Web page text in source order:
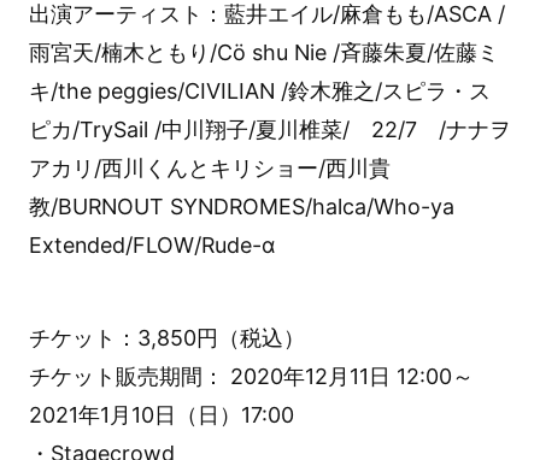
出演アーティスト：藍井エイル/麻倉もも/ASCA /
雨宮天/楠木ともり/Cö shu Nie /斉藤朱夏/佐藤ミ
キ/the peggies/CIVILIAN /鈴木雅之/スピラ・ス
ピカ/TrySail /中川翔子/夏川椎菜/ 22/7 /ナナヲ
アカリ/西川くんとキリショー/西川貴
教/BURNOUT SYNDROMES/halca/Who-ya
Extended/FLOW/Rude-α
チケット：3,850円（税込）
チケット販売期間： 2020年12月11日 12:00～
2021年1月10日（日）17:00
・ Stagecrowd